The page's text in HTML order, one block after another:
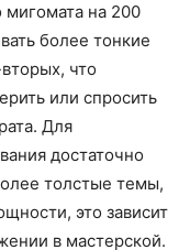
мигомата на 200
более тонкие
что
или спросить
Для
достаточно
толстые темы,
это зависит
в мастерской.